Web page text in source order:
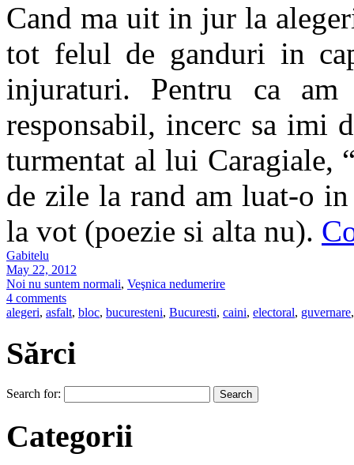
Cand ma uit in jur la
tot felul de ganduri in
injuraturi. Pentru ca
responsabil, incerc sa imi
turmentat al lui Caragiale,
de zile la rand am luat-o
la vot (poezie si alta nu).
Gabitelu
May 22, 2012
Noi nu suntem normali, Veşnica nedumerire
4 comments
alegeri, asfalt, bloc, bucuresteni, Bucuresti, caini, electoral, guvernare,
Sărci
Search for:
Categorii